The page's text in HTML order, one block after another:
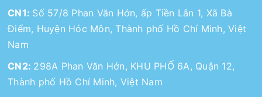
CN1: Số 57/8 Phan Văn Hớn, ấp Tiền Lân 1, Xã Bà
Điểm, Huyện Hóc Môn, Thành phố Hồ Chí Minh, Việt
Nam
CN2: 298A Phan Văn Hớn, KHU PHỐ 6A, Quận 12,
Thành phố Hồ Chí Minh, Việt Nam